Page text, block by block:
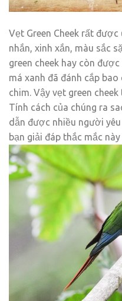
Vẹt Green Cheek rất
nhắn, xinh xắn, màu sắc
green cheek hay còn
má xanh đã đánh cắp
chim. Vậy vẹt green
Tính cách của chúng ra
dẫn được nhiều người
bạn giải đáp thắc mắc này